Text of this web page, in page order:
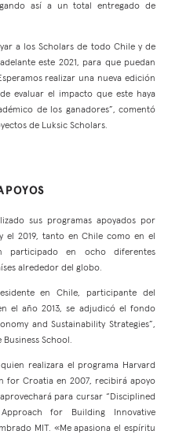
así a un total entregado de
a los Scholars de todo Chile y de
este 2021, para que puedan
realizar una nueva edición
evaluar el impacto que este haya
de los ganadores”, comentó
de Luksic Scholars.
sus programas apoyados por
el 2019, tanto en Chile como en el
participado en ocho diferentes
alrededor del globo.
en Chile, participante del
el año 2013, se adjudicó el fondo
and Sustainability Strategies”,
School.
realizara el programa Harvard
for Croatia en 2007, recibirá apoyo
para cursar “Disciplined
for Building Innovative
MIT. «Me apasiona el espíritu